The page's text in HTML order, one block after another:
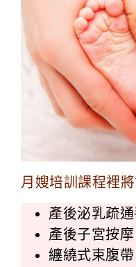
月嫂培訓課程裡將
產後泌乳疏
產後子宮按摩
纏繞式束腹帶